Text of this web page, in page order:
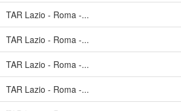
TAR Lazio - Roma -...
TAR Lazio - Roma -...
TAR Lazio - Roma -...
TAR Lazio - Roma -...